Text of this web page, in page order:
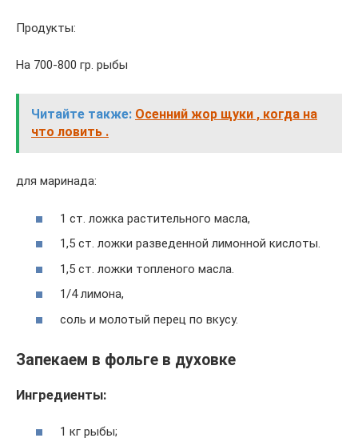
Продукты:
На 700-800 гр. рыбы
Читайте также: Осенний жор щуки , когда на
что ловить .
для маринада:
1 ст. ложка растительного масла,
1,5 ст. ложки разведенной лимонной кислоты.
1,5 ст. ложки топленого масла.
1/4 лимона,
соль и молотый перец по вкусу.
Запекаем в фольге в духовке
Ингредиенты:
1 кг рыбы;